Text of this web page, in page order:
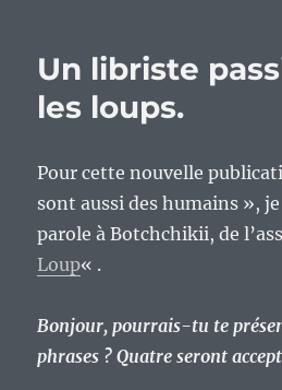
Un libriste
les loups.
Pour cette nouvelle
sont aussi des humains »,
parole à Botchchikii, de
Loup« .
Bonjour, pourrais-tu te
phrases ? Quatre seront